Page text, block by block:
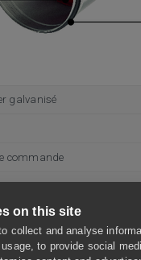
on this site
collect and analyse
to provide social
galvanisé
commande
la lame mobile